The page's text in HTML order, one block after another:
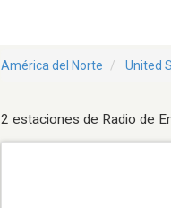
América del Norte United
2 estaciones de Radio de